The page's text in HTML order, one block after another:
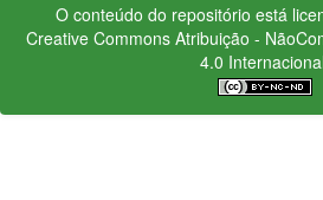
O conteúdo do repositório está
Creative CommonsAtribuição -
4.0